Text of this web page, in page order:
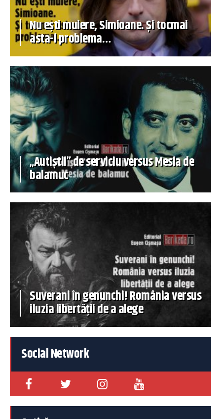
Nu ești muiere, Simioane. Și tocmai
asta-i problema…
„Autiștii” de serviciu versus Mesia de
balamuc
Suverani în genunchi! România versus
iluzia libertății de a alege
Social Network